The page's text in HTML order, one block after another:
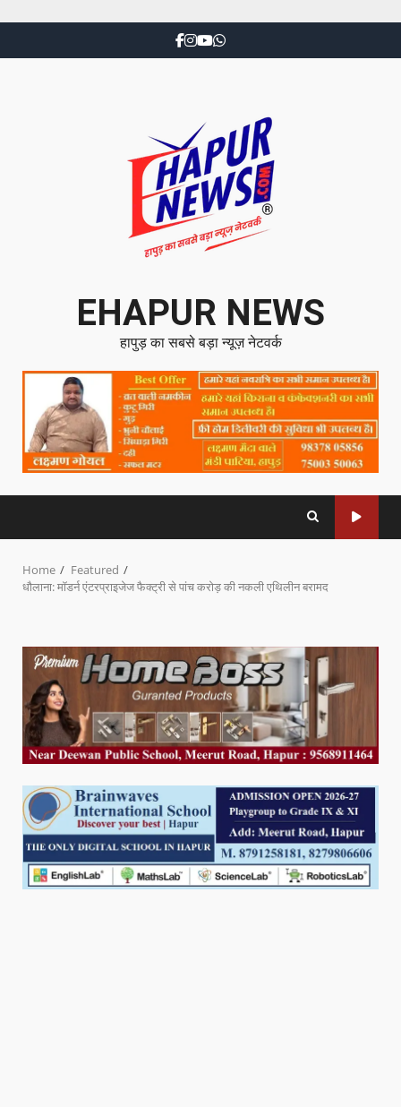
EHAPUR NEWS
हापुड़ का सबसे बड़ा न्यूज़ नेटवर्क
Home
Featured
धौलाना: मॉडर्न एंटरप्राइजेज फैक्ट्री से पांच करोड़ की नकली एथिलीन बरामद